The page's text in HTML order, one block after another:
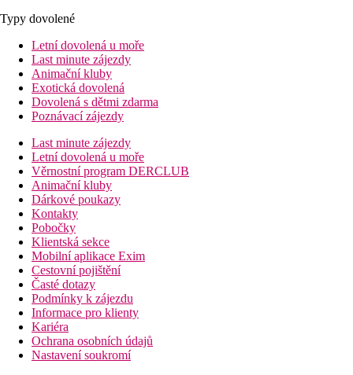
Typy dovolené
Letní dovolená u moře
Last minute zájezdy
Animační kluby
Exotická dovolená
Dovolená s dětmi zdarma
Poznávací zájezdy
Last minute zájezdy
Letní dovolená u moře
Věrnostní program DERCLUB
Animační kluby
Dárkové poukazy
Kontakty
Pobočky
Klientská sekce
Mobilní aplikace Exim
Cestovní pojištění
Časté dotazy
Podmínky k zájezdu
Informace pro klienty
Kariéra
Ochrana osobních údajů
Nastavení soukromí